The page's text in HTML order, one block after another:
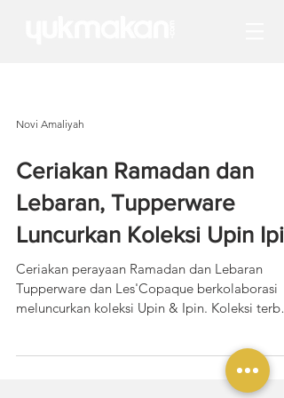
Novi Amaliyah
Ceriakan Ramadan dan
Lebaran, Tupperware
Luncurkan Koleksi Upin Ipin
Ceriakan perayaan Ramadan dan Lebaran
Tupperware dan Les'Copaque berkolaborasi
meluncurkan koleksi Upin & Ipin. Koleksi